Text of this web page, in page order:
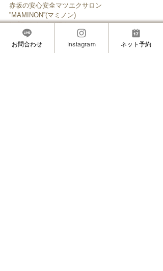
赤坂の安心安全マツエクサロン
”MAMINON”(マミノン)
#プライベート #Dカール
MASAMIのこと（プライベート・想い）
お問合わせ Instagram ネット予約